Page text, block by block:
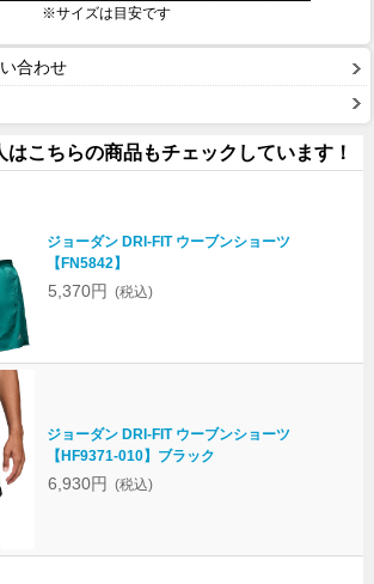
※サイズは目安です
合わせ
はこちらの商品もチェックしています！
ジョーダン DRI-FIT ウーブンショーツ
【FN5842】
5,370円 (税込)
ジョーダン DRI-FIT ウーブンショーツ
【HF9371-010】ブラック
6,930円 (税込)